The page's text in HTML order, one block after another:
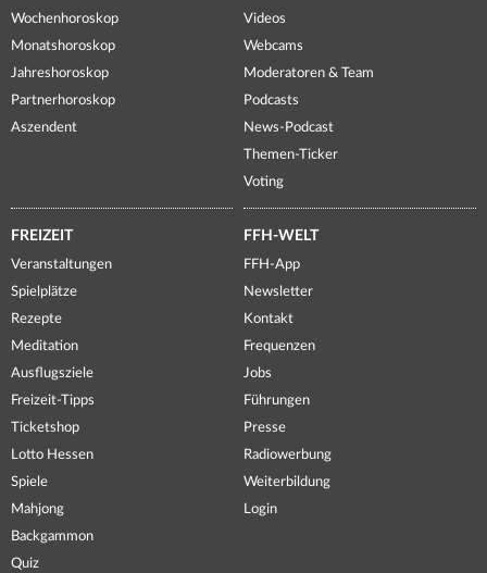
Wochenhoroskop
Monatshoroskop
Jahreshoroskop
Partnerhoroskop
Aszendent
Videos
Webcams
Moderatoren & Team
Podcasts
News-Podcast
Themen-Ticker
Voting
FREIZEIT
Veranstaltungen
Spielplätze
Rezepte
Meditation
Ausflugsziele
Freizeit-Tipps
Ticketshop
Lotto Hessen
Spiele
Mahjong
Backgammon
Quiz
FFH-WELT
FFH-App
Newsletter
Kontakt
Frequenzen
Jobs
Führungen
Presse
Radiowerbung
Weiterbildung
Login